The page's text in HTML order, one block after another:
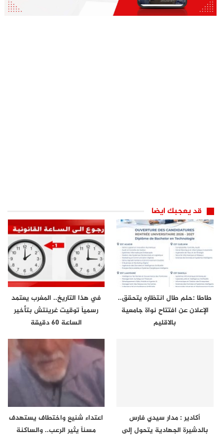
قد يعجبك ايضا
طاطا :حلم طال انتظاره يتحقق..
الإعلان عن افتتاح نواة جامعية
بالاقليم
في هذا التاريخ.. المغرب يعتمد
رسمياً توقيت غرينتش بتأخير
الساعة 60 دقيقة
أكادير : مدار سيدي فارس
بالدشيرة الجهادية يتحول إلى
اعتداء شنيع واختطاف يستهدف
مسناً يثير الرعب.. والساكنة